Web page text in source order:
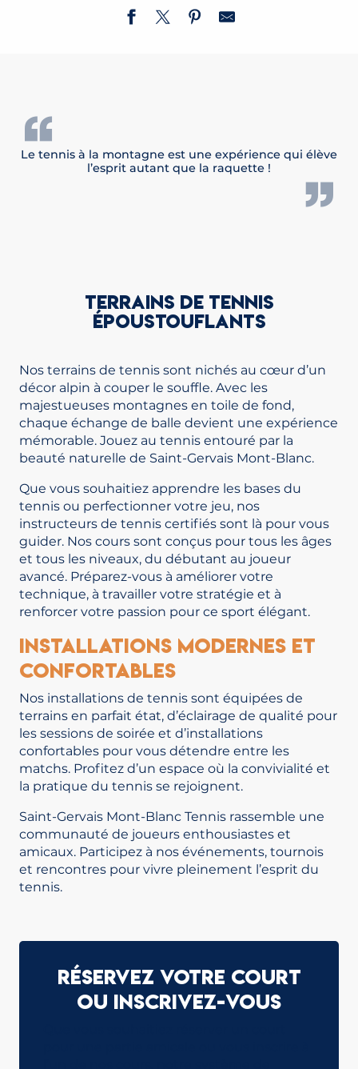
Le tennis à la montagne est une expérience qui élève
l’esprit autant que la raquette !
TERRAINS DE TENNIS
ÉPOUSTOUFLANTS
Nos terrains de tennis sont nichés au cœur d’un
décor alpin à couper le souffle. Avec les
majestueuses montagnes en toile de fond,
chaque échange de balle devient une expérience
mémorable. Jouez au tennis entouré par la
beauté naturelle de Saint-Gervais Mont-Blanc.
Que vous souhaitiez apprendre les bases du
tennis ou perfectionner votre jeu, nos
instructeurs de tennis certifiés sont là pour vous
guider. Nos cours sont conçus pour tous les âges
et tous les niveaux, du débutant au joueur
avancé. Préparez-vous à améliorer votre
technique, à travailler votre stratégie et à
renforcer votre passion pour ce sport élégant.
Installations Modernes et
Confortables
Nos installations de tennis sont équipées de
terrains en parfait état, d’éclairage de qualité pour
les sessions de soirée et d’installations
confortables pour vous détendre entre les
matchs. Profitez d’un espace où la convivialité et
la pratique du tennis se rejoignent.
Saint-Gervais Mont-Blanc Tennis rassemble une
communauté de joueurs enthousiastes et
amicaux. Participez à nos événements, tournois
et rencontres pour vivre pleinement l’esprit du
tennis.
Réservez votre court
ou inscrivez-vous